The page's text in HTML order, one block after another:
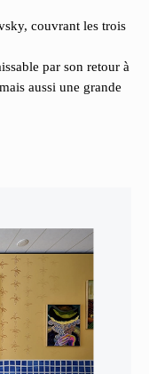
couvrant les trois
par son retour à
aussi une grande